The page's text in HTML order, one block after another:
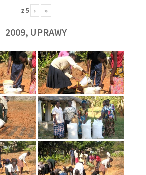
z5 › »
2009, UPRAWY